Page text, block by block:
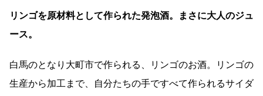
リンゴを原材料として作られた発泡酒。まさに大人のジュ
ース。
白馬のとなり大町市で作られる、リンゴのお酒。リンゴの
生産から加工まで、自分たちの手ですべて作られるサイダ